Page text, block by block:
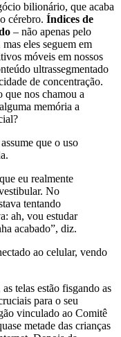
bilionário, que acaba
cérebro. Índices de
– não apenas pelo
eles seguem em
móveis em nossos
ultrassegmentado
de concentração.
que nos chamou a
memória a
que o uso
eu realmente
No
tentando
ah, vou estudar
acabado”, diz.
ao celular, vendo
telas estão fisgando as
para o seu
vinculado ao Comitê
metade das crianças